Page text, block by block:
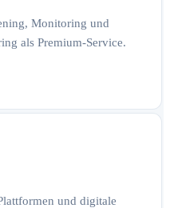
Monitoring und
als Premium-Service.
und digitale